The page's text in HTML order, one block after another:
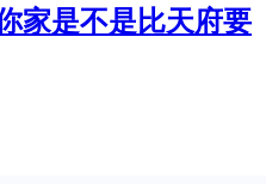
家是不是比天府要